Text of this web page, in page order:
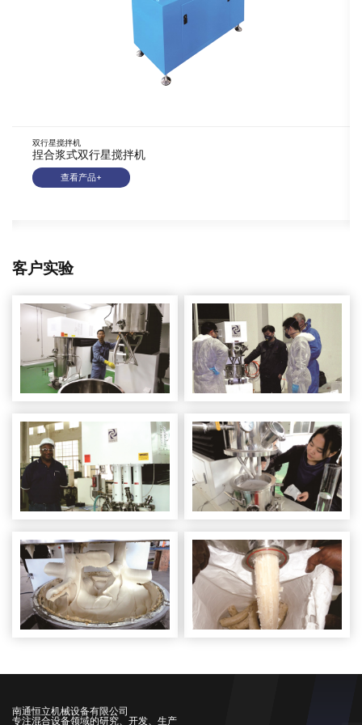
双行星搅拌机
捏合浆式双行星搅拌机
查看产品+
客户实验
南通恒立机械设备有限公司
专注混合设备领域的研究、开发、生产